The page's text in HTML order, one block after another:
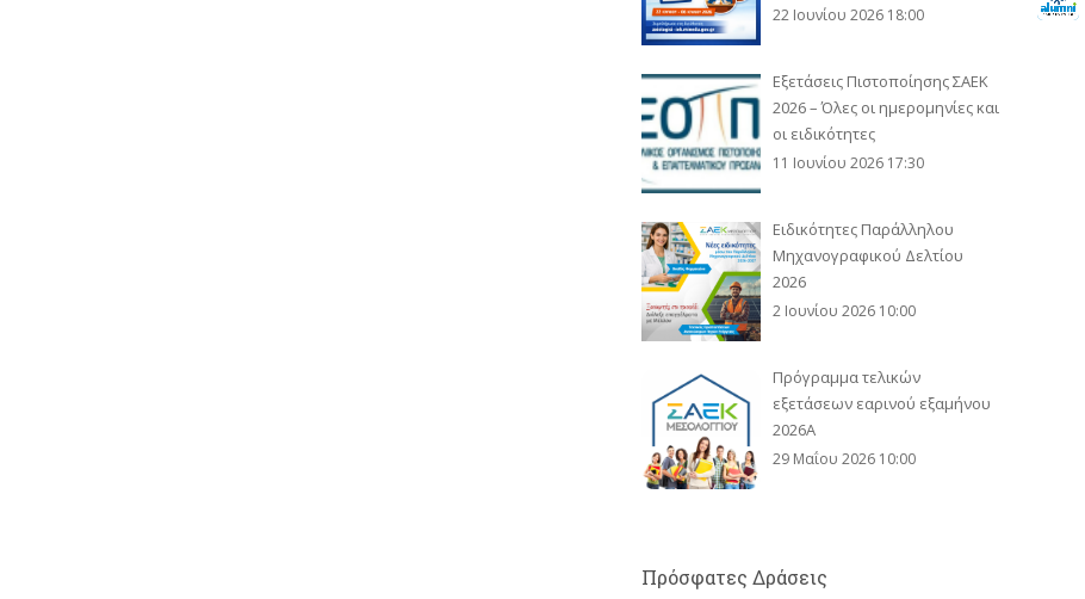
22 Ιουνίου 2026 18:00
Εξετάσεις Πιστοποίησης ΣΑΕΚ
2026 – Όλες οι ημερομηνίες και
οι ειδικότητες
11 Ιουνίου 2026 17:30
Ειδικότητες Παράλληλου
Μηχανογραφικού Δελτίου
2026
2 Ιουνίου 2026 10:00
Πρόγραμμα τελικών
εξετάσεων εαρινού εξαμήνου
2026Α
29 Μαΐου 2026 10:00
Πρόσφατες Δράσεις